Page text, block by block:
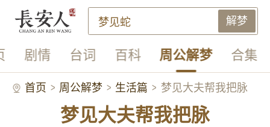
解梦
剧情 台词 百科 周公解梦 合集
首页 周公解梦 生活篇 梦见大夫帮我把脉
梦见大夫帮我把脉